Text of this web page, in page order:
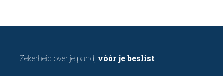
Zekerheid over je pand, vóór je beslist